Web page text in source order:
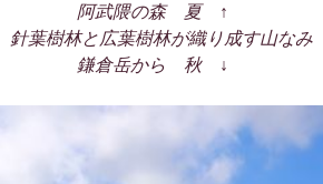
阿武隈の森 夏 ↑
針葉樹林と広葉樹林が織り成す山なみ
鎌倉岳から 秋 ↓